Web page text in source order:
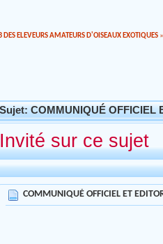
DES ELEVEURS AMATEURS D'OISEAUX EXOTIQUES
COMMUNIQUÉ OFFICIEL
sur ce sujet
COMMUNIQUÉ OFFICIEL ET